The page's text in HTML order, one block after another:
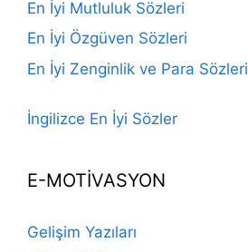
En İyi Mutluluk Sözleri
En İyi Özgüven Sözleri
En İyi Zenginlik ve Para Sözleri
İngilizce En İyi Sözler
E-MOTİVASYON
Gelişim Yazıları